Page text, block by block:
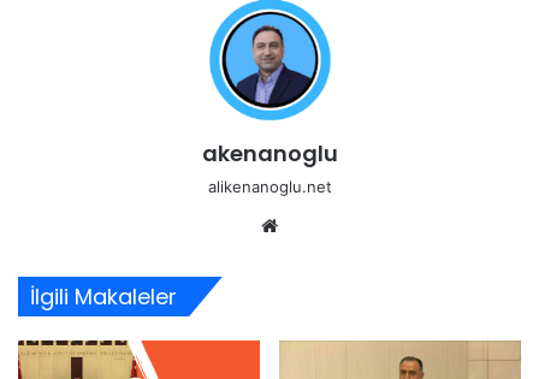
akenanoglu
alikenanoglu.net
İlgili Makaleler